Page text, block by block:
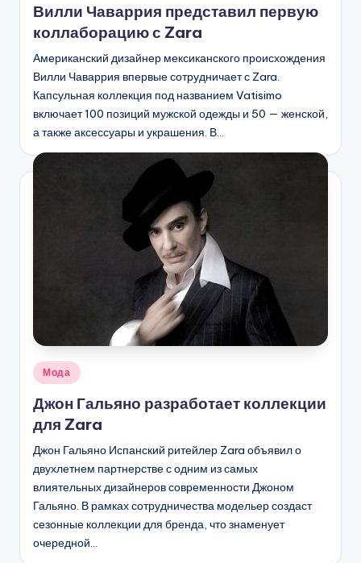
Вилли Чаваррия представил первую
коллаборацию с Zara
Американский дизайнер мексиканского происхождения
Вилли Чаваррия впервые сотрудничает с Zara.
Капсульная коллекция под названием Vatisimo
включает 100 позиций мужской одежды и 50 — женской,
а также аксессуары и украшения. В…
Опубликовано
Мода
Джон Гальяно разработает коллекции
для Zara
Джон Гальяно Испанский ритейлер Zara объявил о
двухлетнем партнерстве с одним из самых
влиятельных дизайнеров современности Джоном
Гальяно. В рамках сотрудничества модельер создаст
сезонные коллекции для бренда, что знаменует
очередной…